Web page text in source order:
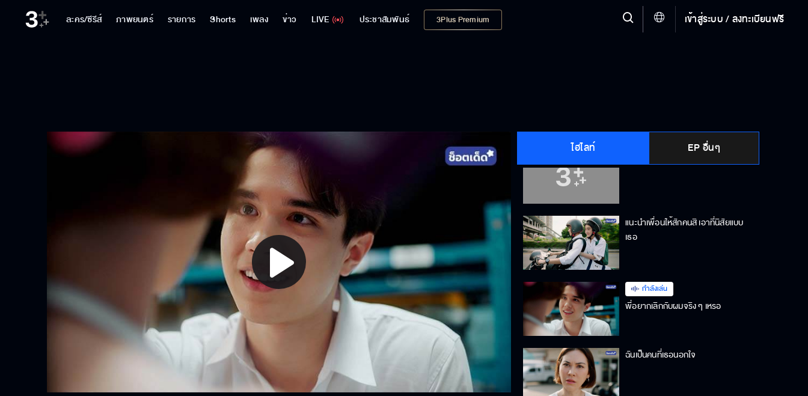
ละคร/ซีรีส์ ภาพยนตร์ รายการ Shorts เพลง ข่าว LIVE ประชาสัมพันธ์ 3Plus Premium เข้าสู่ระบบ / ลงทะเบียนฟรี
Play
ไฮไลท์ EP อื่นๆ
จะเบอร์ไหนก็ขออยู่ในพื้นที่ของตัวเอง
จีน่าจะต้องมีมุมที่คนอื่นไม่เคยเห็น
แนะนำเพื่อนให้สักคนสิ เอาที่นิสัยแบบ
เธอ
กำลังเล่น
พี่อยากเลิกกับผมจริง ๆ เหรอ
ฉันเป็นคนที่เธอนอกใจ